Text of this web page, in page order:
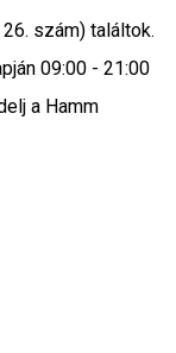
szám) találtok.
09:00 - 21:00
a Hamm